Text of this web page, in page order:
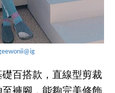
礎百搭款，直線型剪裁